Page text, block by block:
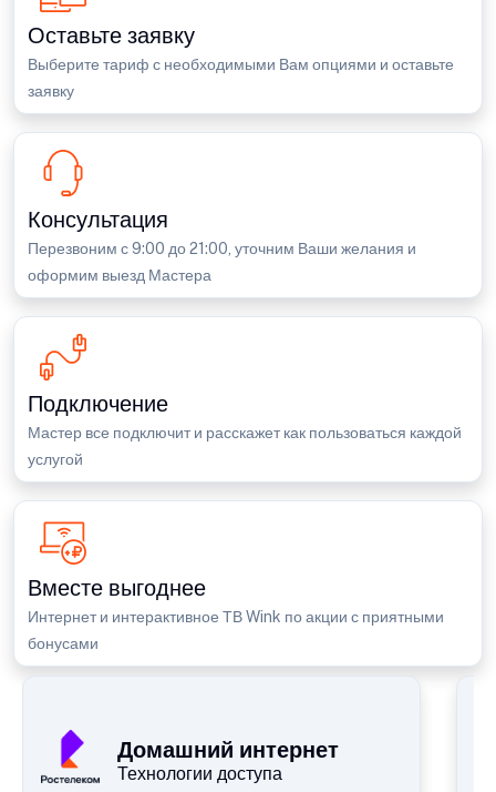
Оставьте заявку
Выберите тариф с необходимыми Вам опциями и оставьте
заявку
Консультация
Перезвоним с 9:00 до 21:00, уточним Ваши желания и
оформим выезд Мастера
Подключение
Мастер все подключит и расскажет как пользоваться каждой
услугой
Вместе выгоднее
Интернет и интерактивное ТВ Wink по акции с приятными
бонусами
Домашний интернет
Технологии доступа